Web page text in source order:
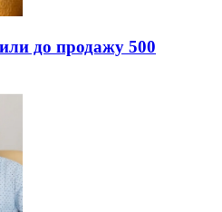
до продажу 500